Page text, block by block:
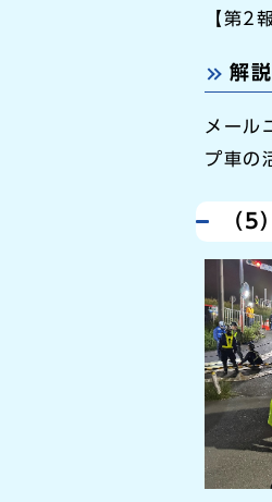
【第2
解説
メール
プ車の
（5